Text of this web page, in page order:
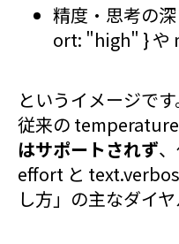
精度・思考の
ort: "high" } や
というイメージです
従来の
はサポートされず
effort と
し方」の主なダイヤ